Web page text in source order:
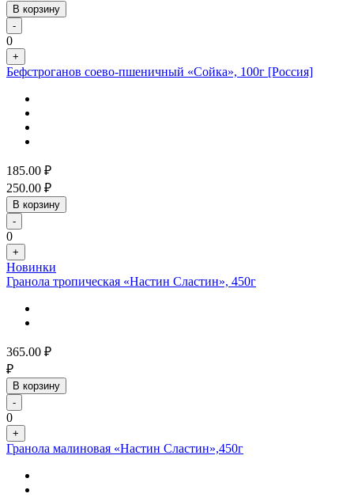
В корзину
-
0
+
Бефстроганов соево-пшеничный «Сойка», 100г [Россия]
185.00 ₽
250.00 ₽
В корзину
-
0
+
Новинки
Гранола тропическая «Настин Сластин», 450г
365.00 ₽
₽
В корзину
-
0
+
Гранола малиновая «Настин Сластин»,450г